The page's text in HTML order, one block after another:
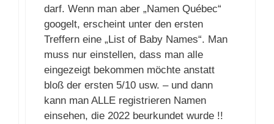
darf. Wenn man aber „Namen Québec“
googelt, erscheint unter den ersten
Treffern eine „List of Baby Names“. Man
muss nur einstellen, dass man alle
eingezeigt bekommen möchte anstatt
bloß der ersten 5/10 usw. – und dann
kann man ALLE registrieren Namen
einsehen, die 2022 beurkundet wurde !!